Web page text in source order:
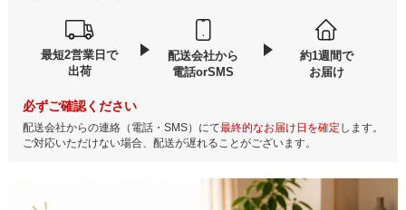
最短2営業日で
出荷
配送会社から
電話orSMS
約1週間で
お届け
必ずご確認ください
配送会社からの連絡（電話・SMS）にて最終的なお届け日を確定 します。
ご対応いただけない場合、配送が遅れることがございます。